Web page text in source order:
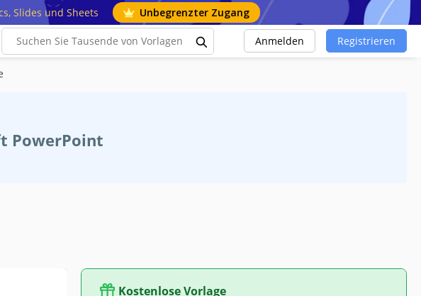
Slides und Sheets Unbegrenzter Zugang
Anmelden Registrieren
PowerPoint
Kostenlose Vorlage